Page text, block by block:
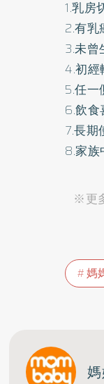
1.乳房
2.有乳
3.未曾
4.初經
5.任一
6.飲食
7.長期
8.家族
※更
媽